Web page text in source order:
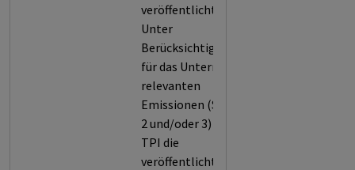
veröffentlicht.
Unter
Berücksichtigung der
für das Unternehmen
relevanten
Emissionen (Scope 1,
2 und/oder 3) hat die
TPI die
veröffentlichten